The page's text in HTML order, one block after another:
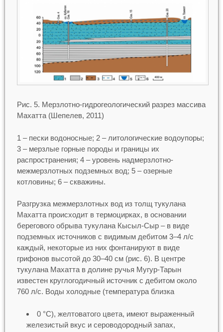
Рис. 5. Мерзлотно-гидрогеологический разрез массива
Махатта (Шепелев, 2011)
1 – пески водоносные; 2 – литологические водоупоры;
3 – мерзлые горные породы и границы их
распространения; 4 – уровень надмерзлотно-
межмерзлотных подземных вод; 5 – озерные
котловины; 6 – скважины.
Разгрузка межмерзлотных вод из толщ тукулана
Махатта происходит в термоцирках, в основании
берегового обрыва тукулана Кысыл-Сыр – в виде
подземных источников с видимым дебитом 3–4 л/c
каждый, некоторые из них фонтанируют в виде
грифонов высотой до 30–40 см (рис. 6). В центре
тукулана Махатта в долине ручья Мугур-Тарын
известен круглогодичный источник с дебитом около
760 л/с. Воды холодные (температура близка
0 °С), желтоватого цвета, имеют выраженный
железистый вкус и сероводородный запах,